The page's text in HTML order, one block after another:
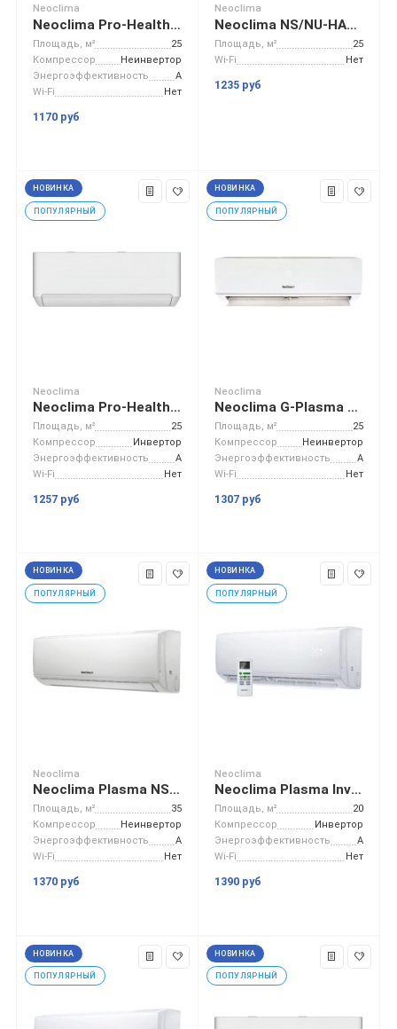
Neoclima
Neoclima Pro-Health NS/NU-HAP09T
Площадь, м²
25
Компрессор
Неинвертор
Энергоэффективность
A
Wi-Fi
Нет
1170 руб
Neoclima
Neoclima NS/NU-HAX09RWI
Площадь, м²
25
Wi-Fi
Нет
1235 руб
НОВИНКА
ПОПУЛЯРНЫЙ
Neoclima
Neoclima Pro-Health Inverter NS/NU-HAP09TWI32
Площадь, м²
25
Компрессор
Инвертор
Энергоэффективность
A
Wi-Fi
Нет
1257 руб
НОВИНКА
ПОПУЛЯРНЫЙ
Neoclima
Neoclima G-Plasma NS/NU-HAX09R
Площадь, м²
25
Компрессор
Неинвертор
Энергоэффективность
A
Wi-Fi
Нет
1307 руб
НОВИНКА
ПОПУЛЯРНЫЙ
Neoclima
Neoclima Plasma NS/NU-HAL12F
Площадь, м²
35
Компрессор
Неинвертор
Энергоэффективность
A
Wi-Fi
Нет
1370 руб
НОВИНКА
ПОПУЛЯРНЫЙ
Neoclima
Neoclima Plasma Inverter NS/NU-HAL07FWI
Площадь, м²
20
Компрессор
Инвертор
Энергоэффективность
A
Wi-Fi
Нет
1390 руб
НОВИНКА
ПОПУЛЯРНЫЙ
НОВИНКА
ПОПУЛЯРНЫЙ